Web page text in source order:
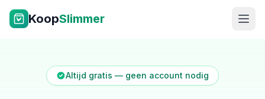
Ga naar inhoud
KoopSlimmer
Altijd gratis — geen account nodig